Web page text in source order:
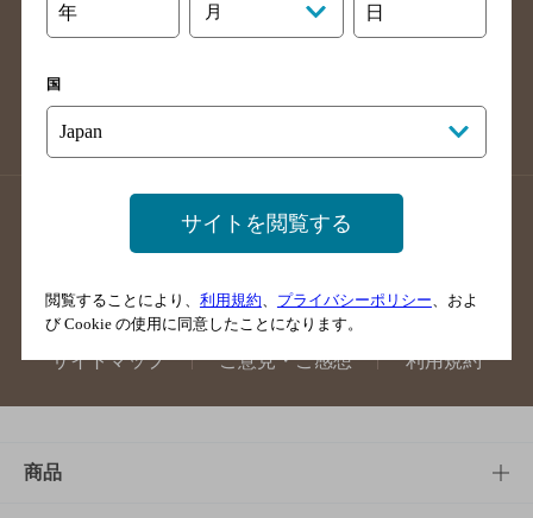
長崎県のバー検索
佐賀県のバー検索
店舗登録方法のご案内
店舗情報更新方法のご案内
掲載店舗様ログイン
サイトマップ ご意見・ご感想 利用規約
商品
年 月 日
国
サイトを閲覧する
閲覧することにより、 利用規約 プライバシーポリシー 、およ
び Cookie の使用に同意したことになります。